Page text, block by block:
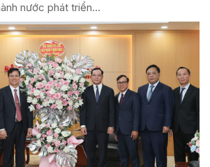
nước phát triển...